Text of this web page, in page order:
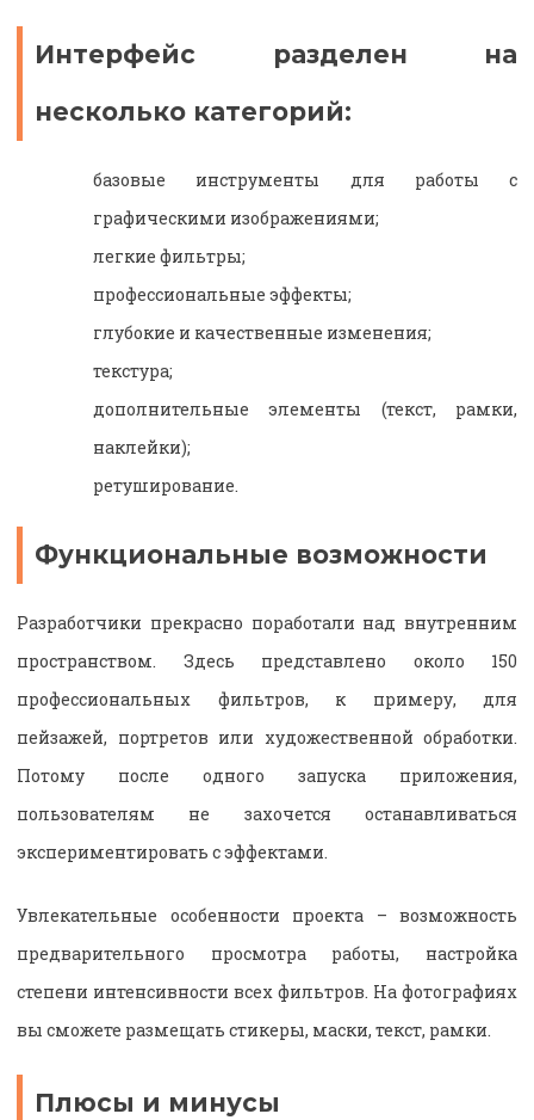
Интерфейс разделен на
несколько категорий:
базовые инструменты для работы с
графическими изображениями;
легкие фильтры;
профессиональные эффекты;
глубокие и качественные изменения;
текстура;
дополнительные элементы (текст, рамки,
наклейки);
ретуширование.
Функциональные возможности
Разработчики прекрасно поработали над внутренним
пространством. Здесь представлено около 150
профессиональных фильтров, к примеру, для
пейзажей, портретов или художественной обработки.
Потому после одного запуска приложения,
пользователям не захочется останавливаться
экспериментировать с эффектами.
Увлекательные особенности проекта – возможность
предварительного просмотра работы, настройка
степени интенсивности всех фильтров. На фотографиях
вы сможете размещать стикеры, маски, текст, рамки.
Плюсы и минусы